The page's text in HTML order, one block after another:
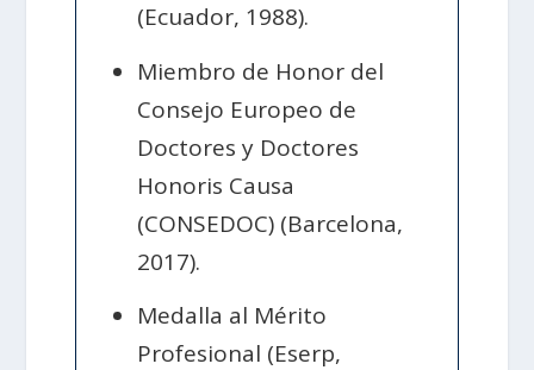
(Ecuador, 1988).
Miembro de Honor del
Consejo Europeo de
Doctores y Doctores
Honoris Causa
(CONSEDOC) (Barcelona,
2017).
Medalla al Mérito
Profesional (Eserp,